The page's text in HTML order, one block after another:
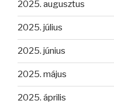
2025. augusztus
2025. július
2025. június
2025. május
2025. április